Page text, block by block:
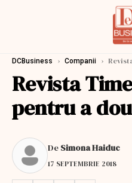
DCBusiness › Companii ›
Revista
pentru a
De Simona Haiduc
17 SEPTEMBRIE 2018